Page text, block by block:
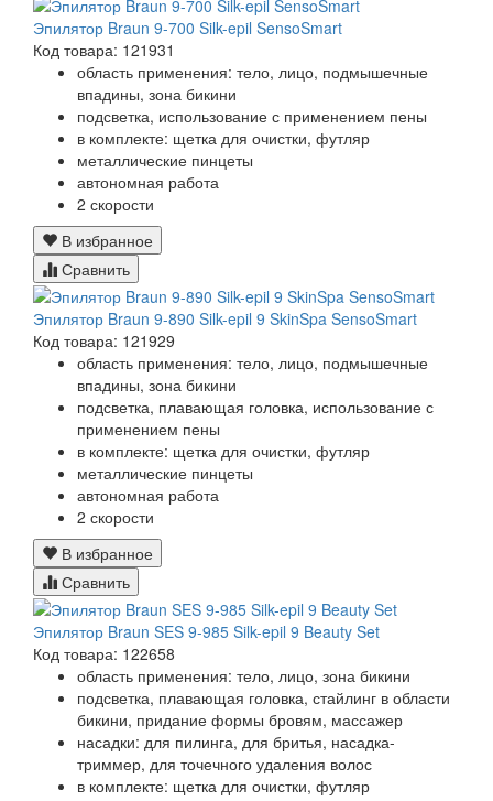
Эпилятор Braun 9-700 Silk-epil SensoSmart
Код товара: 121931
область применения: тело, лицо, подмышечные
впадины, зона бикини
подсветка, использование с применением пены
в комплекте: щетка для очистки, футляр
металлические пинцеты
автономная работа
2 скорости
В избранное
Сравнить
Эпилятор Braun 9-890 Silk-epil 9 SkinSpa SensoSmart
Код товара: 121929
область применения: тело, лицо, подмышечные
впадины, зона бикини
подсветка, плавающая головка, использование с
применением пены
в комплекте: щетка для очистки, футляр
металлические пинцеты
автономная работа
2 скорости
В избранное
Сравнить
Эпилятор Braun SES 9-985 Silk-epil 9 Beauty Set
Код товара: 122658
область применения: тело, лицо, зона бикини
подсветка, плавающая головка, стайлинг в области
бикини, придание формы бровям, массажер
насадки: для пилинга, для бритья, насадка-
триммер, для точечного удаления волос
в комплекте: щетка для очистки, футляр